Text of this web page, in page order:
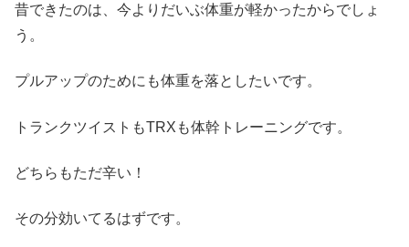
昔できたのは、今よりだいぶ体重が軽かったからでしょ
う。
プルアップのためにも体重を落としたいです。
トランクツイストもTRXも体幹トレーニングです。
どちらもただ辛い！
その分効いてるはずです。